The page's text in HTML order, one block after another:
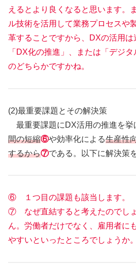
えるとより良くなると思います。
ル技術を活用して業務プロセスや
革することですから、DXの活用は
「DX化の推進」、または「デジタ
のどちらかですかね。
(2)最重要課題とその解決策
最重要課題にDX活用の推進を挙
間の短縮⑥や効率化による生産性
するから⑦である。以下に解決策
⑥ １つ目の課題も該当します。
⑦ なぜ直結すると考えたのでし
ん。労働者だけでなく、雇用者に
やすいといったところでしょうか。